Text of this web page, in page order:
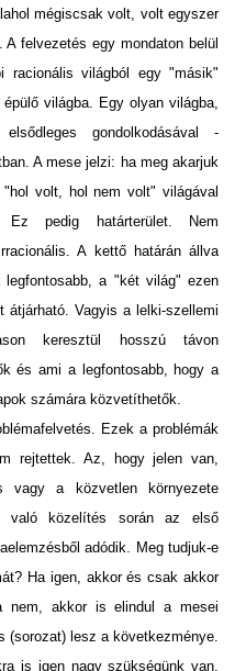
mégiscsak volt, volt egyszer
felvezetés egy mondaton belül
racionális világból egy "másik"
világba. Egy olyan világba,
gondolkodásával -
A mese jelzi: ha meg akarjuk
volt, hol nem volt" világával
Ez pedig határterület. Nem
A kettő határán állva
a "két világ" ezen
átjárható. Vagyis a lelki-szellemi
keresztül hosszú távon
és ami a legfontosabb, hogy a
számára közvetíthetők.
Ezek a problémák
rejtettek. Az, hogy jelen van,
vagy a közvetlen környezete
való közelítés során az első
adódik. Meg tudjuk-e
Ha igen, akkor és csak akkor
nem, akkor is elindul a mesei
(sorozat) lesz a következménye.
is igen nagy szükségünk van,